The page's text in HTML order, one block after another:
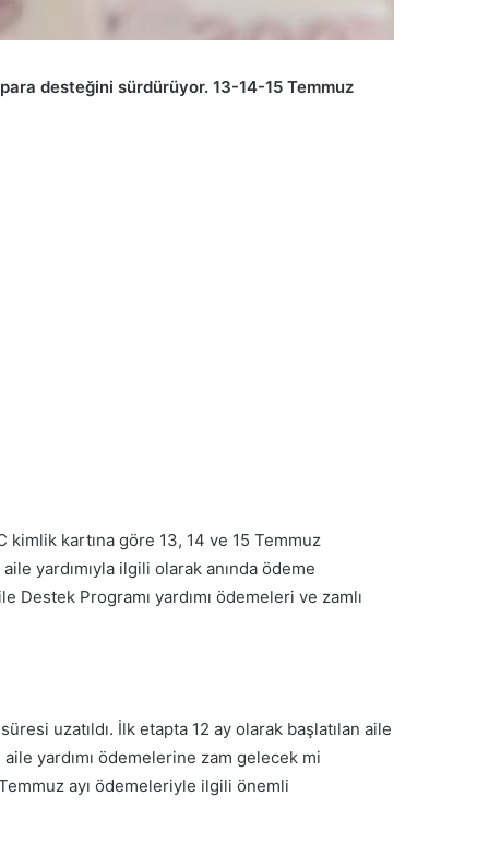
desteğini sürdürüyor. 13-14-15 Temmuz
kimlik kartına göre 13, 14 ve 15 Temmuz
yardımıyla ilgili olarak anında ödeme
Destek Programı yardımı ödemeleri ve zamlı
uzatıldı. İlk etapta 12 ay olarak başlatılan aile
aile yardımı ödemelerine zam gelecek mi
ayı ödemeleriyle ilgili önemli